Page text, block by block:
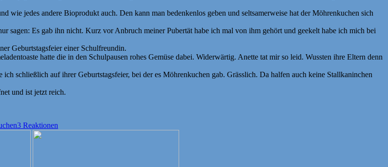
wie jedes andere Bioprodukt auch. Den kann man bedenkenlos geben und seltsamerweise hat der Möhrenkuchen sich
sagen: Es gab ihn nicht. Kurz vor Anbruch meiner Pubertät habe ich mal von ihm gehört und geekelt habe ich mich bei
Geburtstagsfeier einer Schulfreundin.
hatte die in den Schulpausen rohes Gemüse dabei. Widerwärtig. Anette tat mir so leid. Wussten ihre Eltern denn
schließlich auf ihrer Geburtstagsfeier, bei der es Möhrenkuchen gab. Grässlich. Da halfen auch keine Stallkaninchen
und ist jetzt reich.
3 Reaktionen